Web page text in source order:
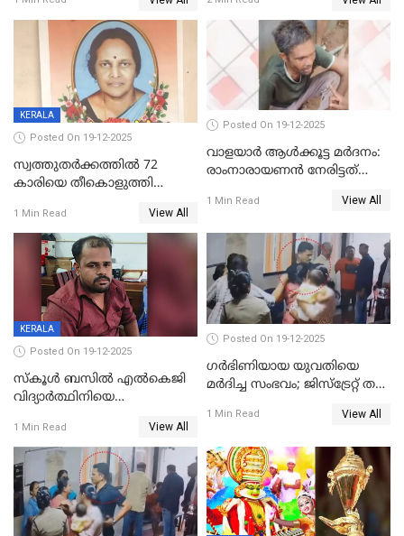
അംഗ സംഘമെന്ന് വിവരം
KERALA
Posted On 19-12-2025
സ്വത്തുതര്‍ക്കത്തില്‍ 72
കാരിയെ തീകൊളുത്തി
ക്രൂരകൊലപാതകത്തില്‍
സഹോദരിപുത്രന് ജീവപര്യന്തം
1 Min Read View All
Posted On 19-12-2025
വാളയാർ ആൾക്കൂട്ട മർദനം:
രാംനാരായണൻ നേരിട്ടത്
നാൽപ്പതിലേറെ
റിപ്പോർട്ട്
1 Min Read View All
KERALA
Posted On 19-12-2025
സ്കൂൾ ബസിൽ എൽകെജി
വിദ്യാര്‍ത്ഥിനിയെ
ക്ലീനര്‍ പിടിയിൽ
1 Min Read View All
Posted On 19-12-2025
ഗര്‍ഭിണിയായ യുവതിയെ
മര്‍ദിച്ച സംഭവം; ജിസ്‌ട്രേറ്റ് തല
യുവതി
1 Min Read View All